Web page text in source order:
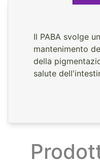
Il PABA svolge
mantenimento
della
salute